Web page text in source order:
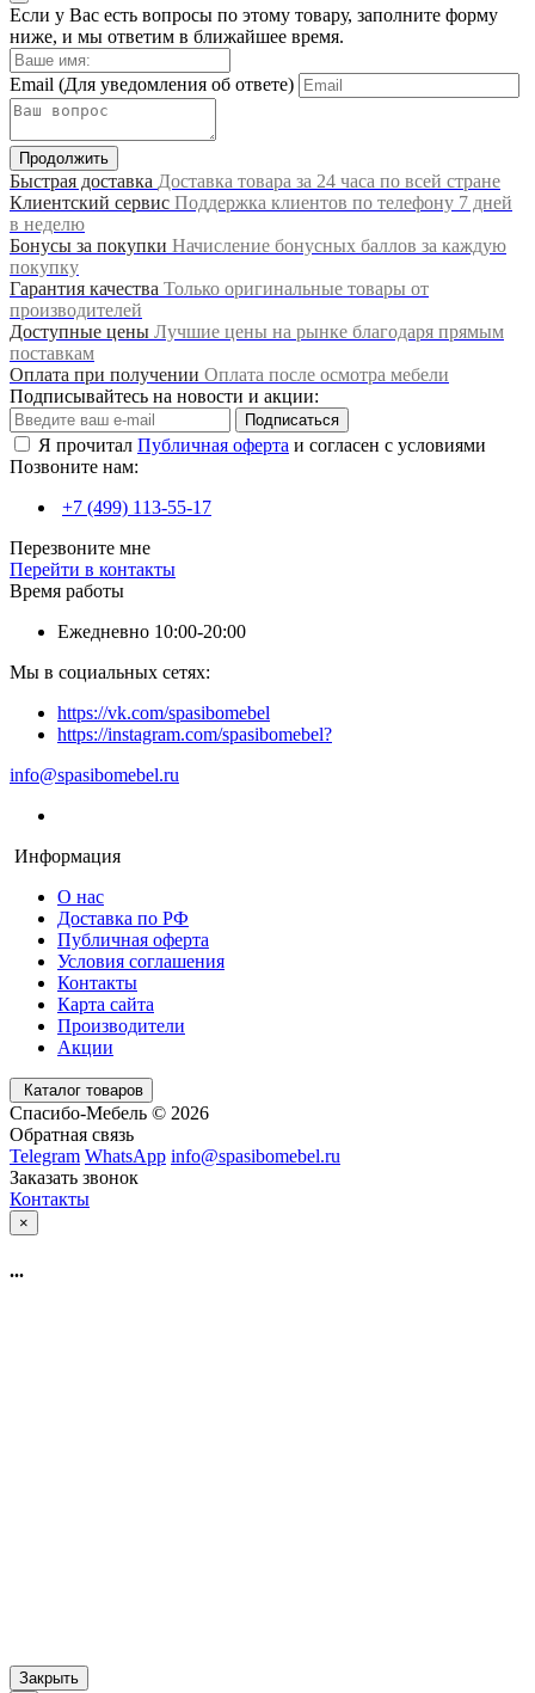
Если у Вас есть вопросы по этому товару, заполните форму
ниже, и мы ответим в ближайшее время.
Email (Для уведомления об ответе)
Продолжить
Быстрая доставка Доставка товара за 24 часа по всей стране
Клиентский сервис Поддержка клиентов по телефону 7 дней
в неделю
Бонусы за покупки Начисление бонусных баллов за каждую
покупку
Гарантия качества Только оригинальные товары от
производителей
Доступные цены Лучшие цены на рынке благодаря прямым
поставкам
Оплата при получении Оплата после осмотра мебели
Подписывайтесь на новости и акции:
Подписаться
Я прочитал Публичная оферта и согласен с условиями
Позвоните нам:
+7 (499) 113-55-17
Перезвоните мне
Перейти в контакты
Время работы
Ежедневно 10:00-20:00
Мы в социальных сетях:
https://vk.com/spasibomebel
https://instagram.com/spasibomebel?
info@spasibomebel.ru
Информация
О нас
Доставка по РФ
Публичная оферта
Условия соглашения
Контакты
Карта сайта
Производители
Акции
Каталог товаров
Спасибо-Мебель © 2026
Обратная связь
Telegram WhatsApp info@spasibomebel.ru
Заказать звонок
Контакты
×
...
Закрыть